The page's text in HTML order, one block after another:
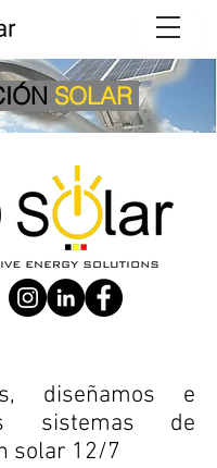
SOLAR
diseñamos e
sistemas de
solar 12/7